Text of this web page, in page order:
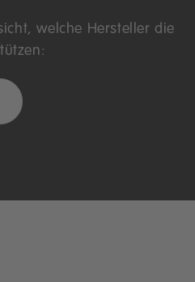
welche Hersteller die